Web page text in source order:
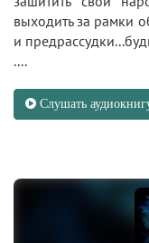
выходить за рамки
и
....
Слушать